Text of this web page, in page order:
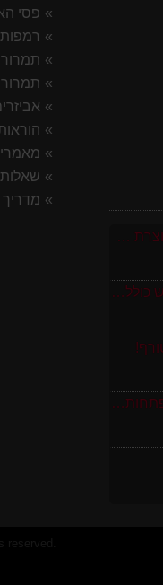
עמוד סימון גמיש 75 ס''מ ECO תוצרת אירופה
חבילת 1 מטר פסי האטה 10 קמ''ש כולל סופיות מפלסטיק
מחסום חניה פרטי כולל מנעול ומפתחות גובה 70 ס"מ
פסי
רמפות
תמרור
מדריך